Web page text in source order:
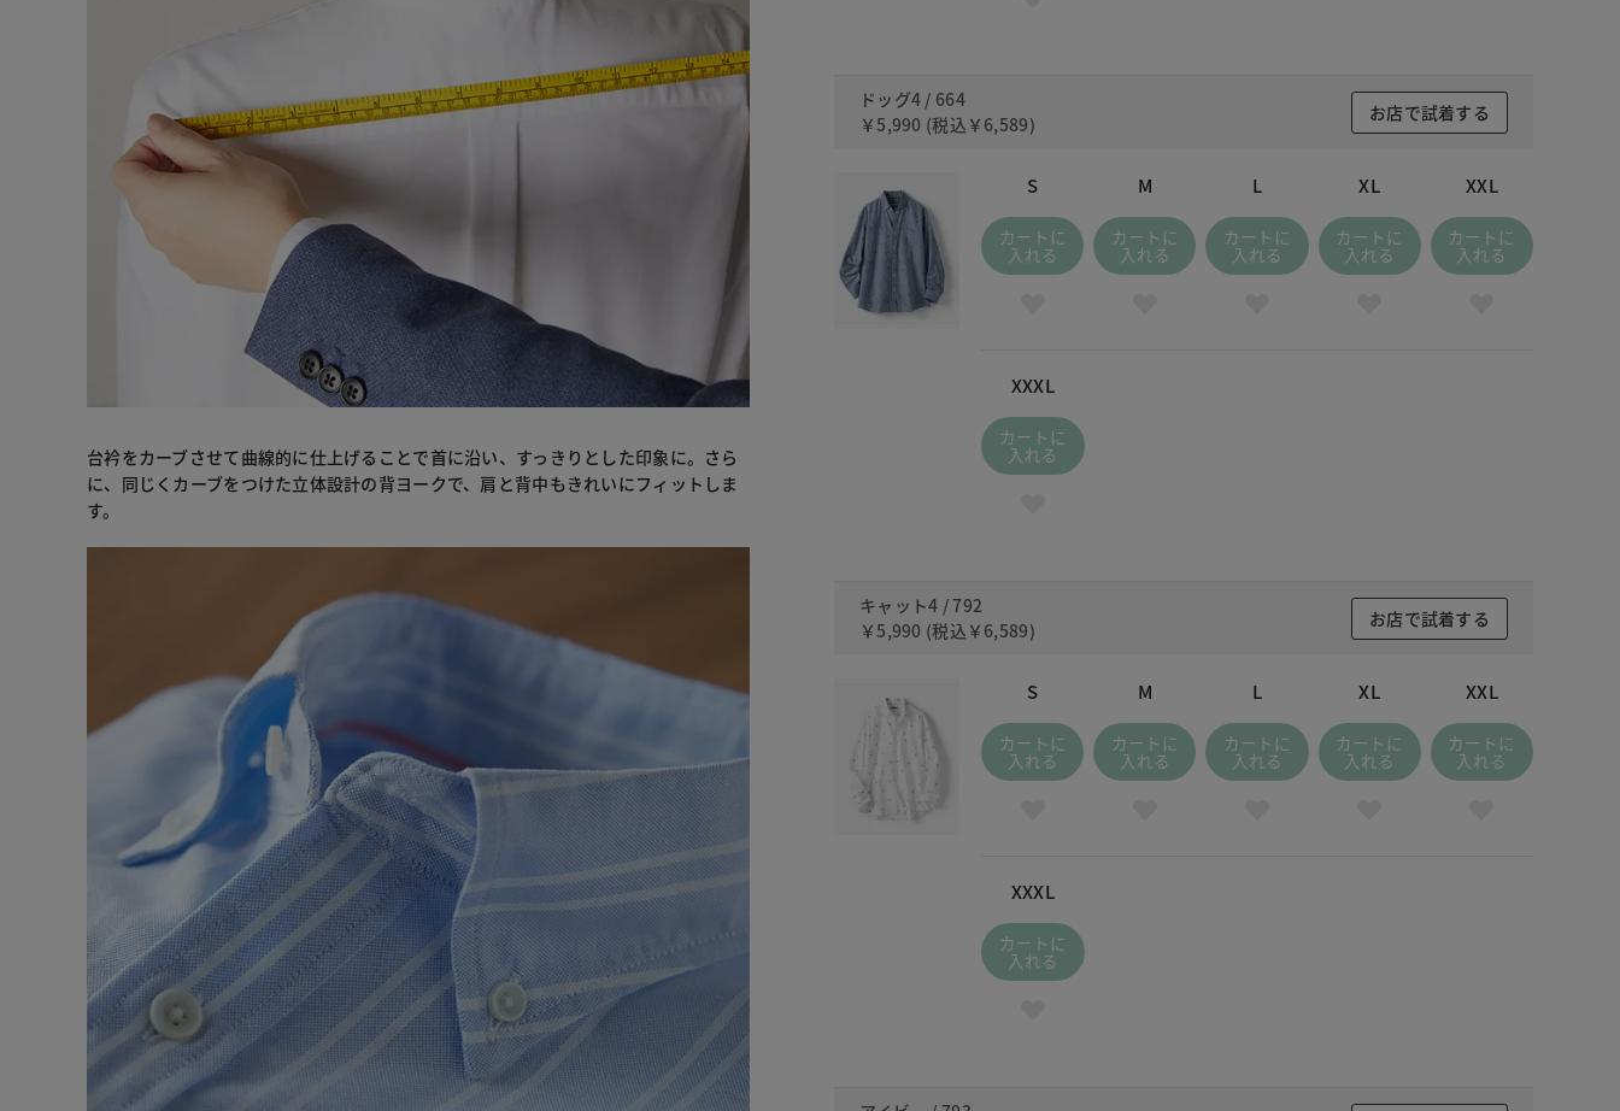
台衿をカーブさせて曲線的に仕上げることで首に沿い、すっきりとした印象に。さら
に、同じくカーブをつけた立体設計の背ヨークで、肩と背中もきれいにフィットしま
す。
ドッグ4 / 664
￥5,990 (税込 ￥6,589)
お店で試着する
S
カートに
入れる
M
カートに
入れる
L
カートに
入れる
XL
カートに
入れる
XXL
カートに
入れる
XXXL
カートに
入れる
キャット4 / 792
￥5,990 (税込 ￥6,589)
お店で試着する
S
カートに
入れる
M
カートに
入れる
L
カートに
入れる
XL
カートに
入れる
XXL
カートに
入れる
XXXL
カートに
入れる